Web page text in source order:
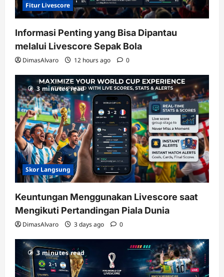
Fitur Livescore
Informasi Penting yang Bisa Dipantau
melalui Livescore Sepak Bola
DimasAlvaro 12 hours ago 0
3 minutes read
Skor Langsung
Keuntungan Menggunakan Livescore saat
Mengikuti Pertandingan Piala Dunia
DimasAlvaro 3 days ago 0
3 minutes read